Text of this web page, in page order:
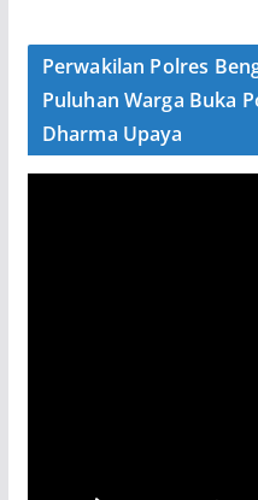
Perwakilan Polres
Puluhan Warga Buka
Dharma Upaya